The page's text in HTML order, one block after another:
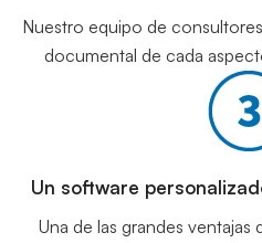
Nuestro equipo de
documental de cada
Un software
Una de las grandes ventajas